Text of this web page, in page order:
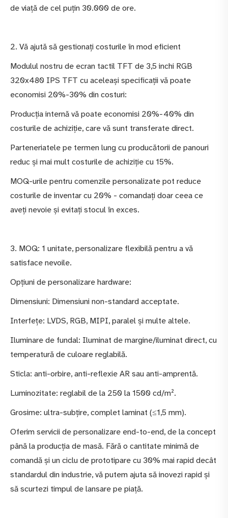
de viață de cel puțin 30.000 de ore.
2. Vă ajută să gestionați costurile în mod eficient
Modulul nostru de ecran tactil TFT de 3,5 inchi RGB
320x480 IPS TFT cu aceleași specificații vă poate
economisi 20%-30% din costuri:
Producția internă vă poate economisi 20%-40% din
costurile de achiziție, care vă sunt transferate direct.
Parteneriatele pe termen lung cu producătorii de panouri
reduc și mai mult costurile de achiziție cu 15%.
MOQ-urile pentru comenzile personalizate pot reduce
costurile de inventar cu 20% - comandați doar ceea ce
aveți nevoie și evitați stocul în exces.
3. MOQ: 1 unitate, personalizare flexibilă pentru a vă
satisface nevoile.
Opțiuni de personalizare hardware:
Dimensiuni: Dimensiuni non-standard acceptate.
Interfețe: LVDS, RGB, MIPI, paralel și multe altele.
Iluminare de fundal: Iluminat de margine/iluminat direct, cu
temperatură de culoare reglabilă.
Sticla: anti-orbire, anti-reflexie AR sau anti-amprentă.
Luminozitate: reglabil de la 250 la 1500 cd/m².
Grosime: ultra-subțire, complet laminat (≤1,5 mm).
Oferim servicii de personalizare end-to-end, de la concept
până la producția de masă. Fără o cantitate minimă de
comandă și un ciclu de prototipare cu 30% mai rapid decât
standardul din industrie, vă putem ajuta să inovezi rapid și
să scurtezi timpul de lansare pe piață.